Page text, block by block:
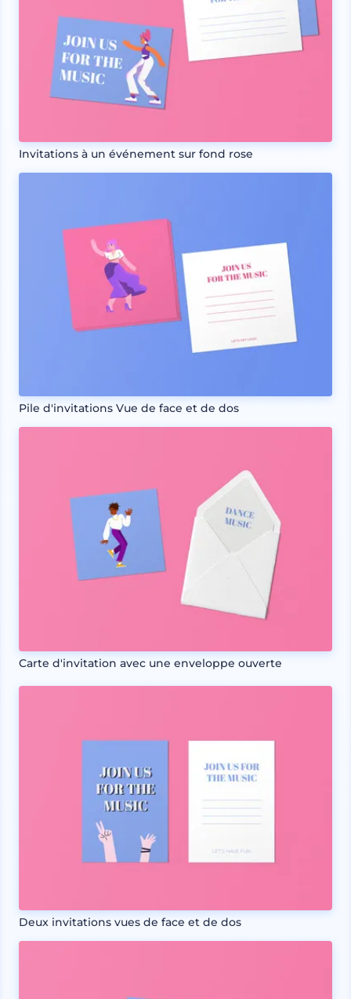
Invitations à un événement sur fond rose
Pile d'invitations Vue de face et de dos
Carte d'invitation avec une enveloppe ouverte
Deux invitations vues de face et de dos